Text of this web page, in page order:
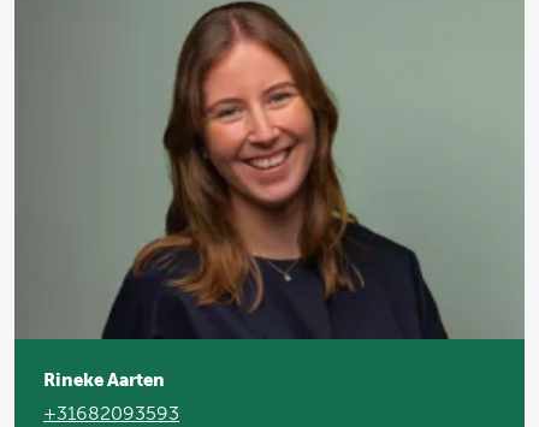
Rineke Aarten
+31682093593